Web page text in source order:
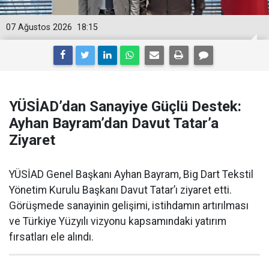
18:15
07 Ağustos 2026
YÜSİAD’dan Sanayiye Güçlü Destek:
Ayhan Bayram’dan Davut Tatar’a
Ziyaret
YÜSİAD Genel Başkanı Ayhan Bayram, Big Dart Tekstil
Yönetim Kurulu Başkanı Davut Tatar’ı ziyaret etti.
Görüşmede sanayinin gelişimi, istihdamın artırılması
ve Türkiye Yüzyılı vizyonu kapsamındaki yatırım
fırsatları ele alındı.